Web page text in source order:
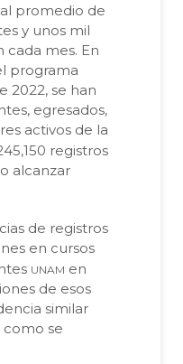
promedio de
y unos mil
cada mes. En
programa
2022, se han
egresados,
activos de la
registros
alcanzar
de registros
en cursos
unam en
de esos
similar
como se